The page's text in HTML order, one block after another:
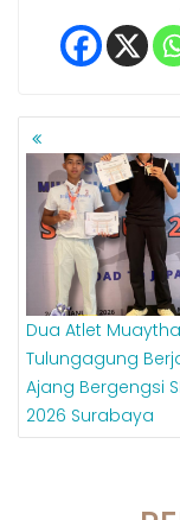
NAVIGASI
POS
Dua Atlet
Tulungagung
Ajang Bergengsi
2026 Surabaya